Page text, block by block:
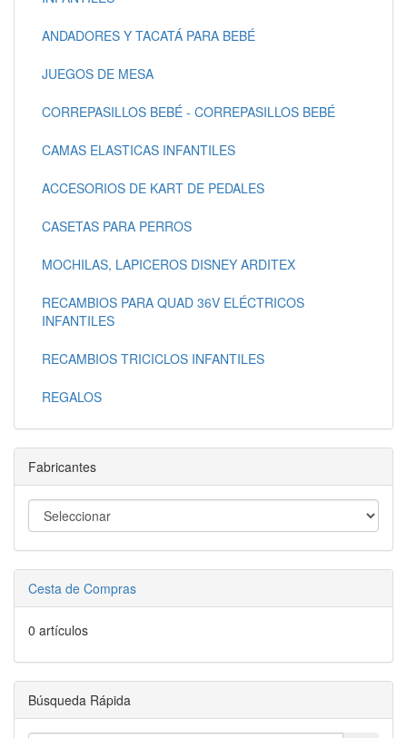
ANDADORES Y TACATÁ PARA BEBÉ
JUEGOS DE MESA
CORREPASILLOS BEBÉ - CORREPASILLOS BEBÉ
CAMAS ELASTICAS INFANTILES
ACCESORIOS DE KART DE PEDALES
CASETAS PARA PERROS
MOCHILAS, LAPICEROS DISNEY ARDITEX
RECAMBIOS PARA QUAD 36V ELÉCTRICOS
INFANTILES
RECAMBIOS TRICICLOS INFANTILES
REGALOS
Fabricantes
Cesta de Compras
0 artículos
Búsqueda Rápida